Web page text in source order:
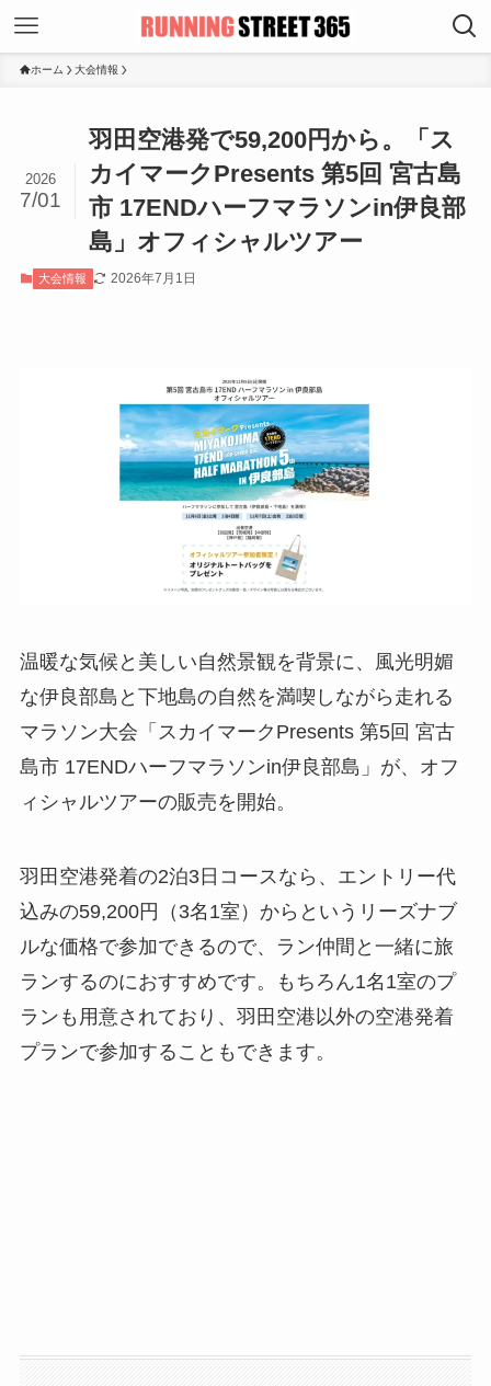
ホーム 大会情報
羽田空港発で59,200円から。「ス
カイマークPresents 第5回 宮古島
市 17ENDハーフマラソンin伊良部
島」オフィシャルツアー
2026
7/01
大会情報 2026年7月1日
温暖な気候と美しい自然景観を背景に、風光明媚
な伊良部島と下地島の自然を満喫しながら走れる
マラソン大会「スカイマークPresents 第5回 宮古
島市 17ENDハーフマラソンin伊良部島」が、オフ
ィシャルツアーの販売を開始。
羽田空港発着の2泊3日コースなら、エントリー代
込みの59,200円（3名1室）からというリーズナブ
ルな価格で参加できるので、ラン仲間と一緒に旅
ランするのにおすすめです。もちろん1名1室のプ
ランも用意されており、羽田空港以外の空港発着
プランで参加することもできます。